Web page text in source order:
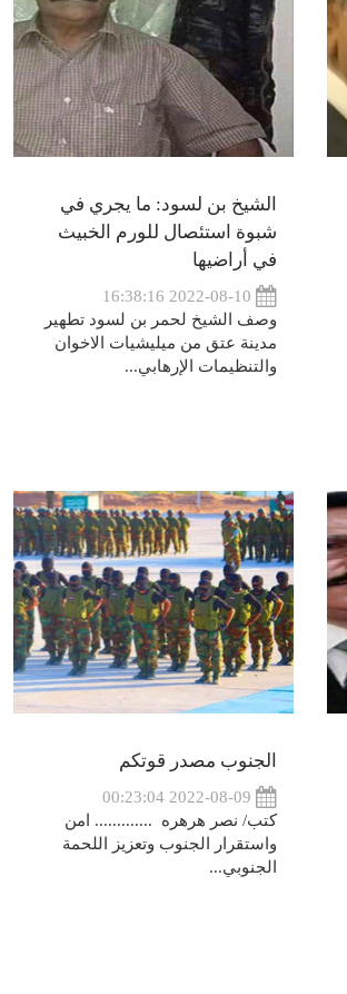
الشيخ بن لسود: ما يجري في
شبوة استئصال للورم الخبيث
في أراضيها
وصف الشيخ لحمر بن لسود تطهير
مدينة عتق من ميليشيات الاخوان
والتنظيمات الإرهابي...
الجنوب مصدر قوتكم
كتب/ نصر هرهره ............. امن
واستقرار الجنوب وتعزيز اللحمة
الجنوبي...